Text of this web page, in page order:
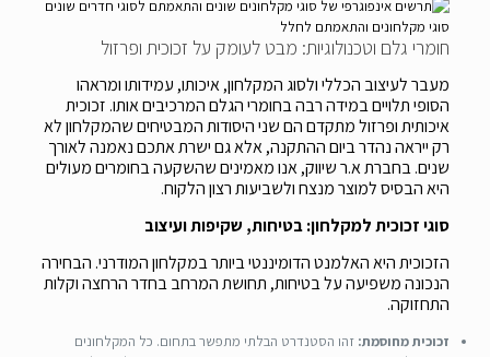
סוגי מקלחונים והתאמתם לחלל
חומרי גלם וטכנולוגיות: מבט לעומק על זכוכית ופרזול
מעבר לעיצוב הכללי ולסוג המקלחון, איכותו, עמידותו ומראהו
הסופי תלויים במידה רבה בחומרי הגלם המרכיבים אותו. זכוכית
איכותית ופרזול מתקדם הם שני היסודות המבטיחים שהמקלחון לא
רק ייראה נהדר ביום ההתקנה, אלא גם ישרת אתכם נאמנה לאורך
שנים. בחברת א.ר שיווק, אנו מאמינים שהשקעה בחומרים מעולים
היא הבסיס למוצר מנצח ולשביעות רצון הלקוח.
סוגי זכוכית למקלחון: בטיחות, שקיפות ועיצוב
הזכוכית היא האלמנט הדומיננטי ביותר במקלחון המודרני. הבחירה
הנכונה משפיעה על בטיחות, תחושת המרחב בחדר הרחצה וקלות
התחזוקה.
זכוכית מחוסמת: זהו הסטנדרט הבלתי מתפשר בתחום. כל המקלחונים